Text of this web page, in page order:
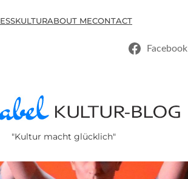
ESSKULTURABOUT MECONTACT
Facebook
"Kultur macht glücklich"